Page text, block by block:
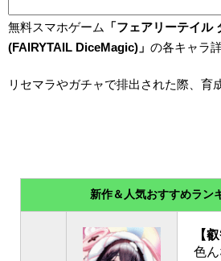
無料スマホゲーム
「フェアリーテイル
(FAIRYTAIL DiceMagic)」 の各キャラ
リセマラやガチャで排出された際、育
新作＆人気おすすめラン
【
色